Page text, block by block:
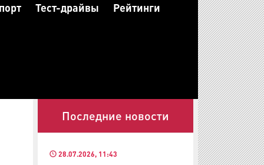
Тест-драйвы Рейтинги
Последние новости
28.07.2026, 11:43